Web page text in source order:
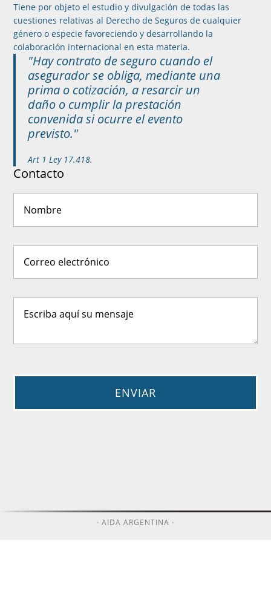
Tiene por objeto el estudio y divulgación de todas las
cuestiones relativas al Derecho de Seguros de cualquier
género o especie favoreciendo y desarrollando la
colaboración internacional en esta materia.
"Hay contrato de seguro cuando el
asegurador se obliga, mediante una
prima o cotización, a resarcir un
daño o cumplir la prestación
convenida si ocurre el evento
previsto."
Art 1 Ley 17.418.
Contacto
· AIDA ARGENTINA ·